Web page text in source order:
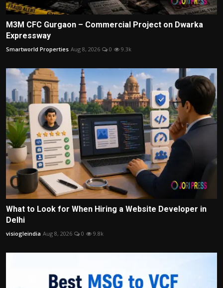
M3M CFC Gurgaon – Commercial Project on Dwarka
Expressway
Smartworld Properties Aug 8, 2026 0 9.3k
What to Look for When Hiring a Website Developer in
Delhi
visiogleindia Aug 8, 2026 0 9.8k